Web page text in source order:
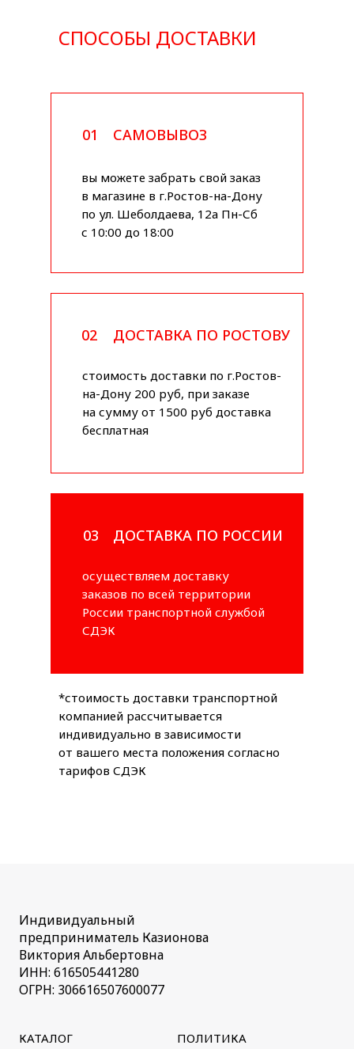
СПОСОБЫ ДОСТАВКИ
САМОВЫВОЗ
01
вы можете забрать свой заказ
в магазине в г.Ростов-на-Дону
по ул. Шеболдаева, 12а Пн-Сб
с 10:00 до 18:00
ДОСТАВКА ПО РОСТОВУ
02
стоимость доставки по г.Ростов-
на-Дону 200 руб, при заказе
на сумму от 1500 руб доставка
бесплатная
ДОСТАВКА ПО РОССИИ
03
осуществляем доставку
заказов по всей территории
России транспортной службой
СДЭК
*стоимость доставки транспортной
компанией рассчитывается
индивидуально в зависимости
от вашего места положения согласно
тарифов СДЭК
Индивидуальный
предприниматель Казионова
Виктория Альбертовна
ИНН: 616505441280
ОГРН: 306616507600077
КАТАЛОГ
ПОЛИТИКА